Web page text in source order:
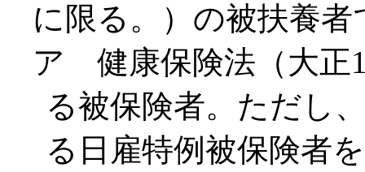
に限る。）の被扶養
ア 健康保険法（大正
る被保険者。ただし
る日雇特例被保険者